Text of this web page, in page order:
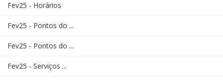
Fev25 - Horários
Fev25 - Pontos do ...
Fev25 - Pontos do ...
Fev25 - Serviços ...